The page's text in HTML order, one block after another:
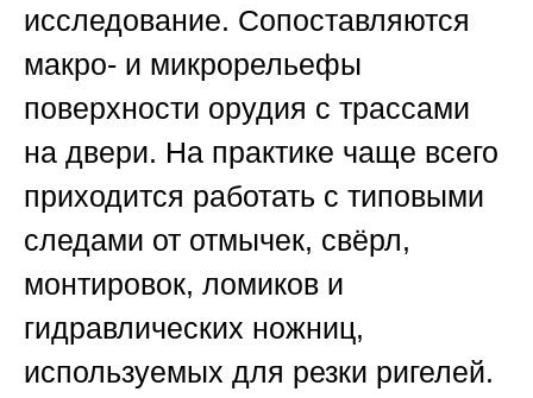
исследование. Сопоставляются
макро- и микрорельефы
поверхности орудия с трассами
на двери. На практике чаще всего
приходится работать с типовыми
следами от отмычек, свёрл,
монтировок, ломиков и
гидравлических ножниц,
используемых для резки ригелей.